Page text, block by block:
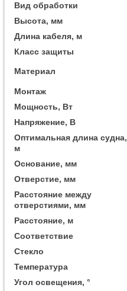
Вид обработки
Высота, мм
Длина кабеля, м
Класс защиты
Материал
Монтаж
Мощность, Вт
Напряжение, В
Оптимальная длина судна,
м
Основание, мм
Отверстие, мм
Расстояние между
отверстиями, мм
Расстояние, м
Соответствие
Стекло
Температура
Угол освещения, °